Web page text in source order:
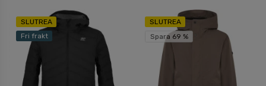
SLUTREA
Fri frakt
SLUTREA
Spara 69 %